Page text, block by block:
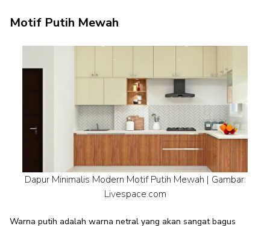
Motif Putih Mewah
Dapur Minimalis Modern Motif Putih Mewah | Gambar:
Livespace.com
Warna putih adalah warna netral yang akan sangat bagus